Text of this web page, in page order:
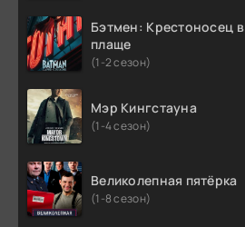
Бэтмен: Крестоносец в
плаще
(1-2 сезон)
Мэр Кингстауна
(1-4 сезон)
Великолепная пятёрка
(1-8 сезон)